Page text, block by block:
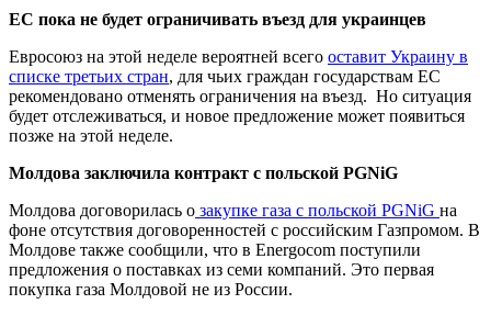
ЕС пока не будет ограничивать въезд для украинцев
Евросоюз на этой неделе вероятней всего оставит Украину в
списке третьих стран, для чьих граждан государствам ЕС
рекомендовано отменять ограничения на въезд. Но ситуация
будет отслеживаться, и новое предложение может появиться
позже на этой неделе.
Молдова заключила контракт с польской PGNiG
Молдова договорилась о закупке газа с польской PGNiG на
фоне отсутствия договоренностей с российским Газпромом. В
Молдове также сообщили, что в Energocom поступили
предложения о поставках из семи компаний. Это первая
покупка газа Молдовой не из России.